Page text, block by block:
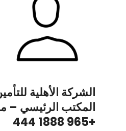
المكتب الرئيسي –
+965 1888 444